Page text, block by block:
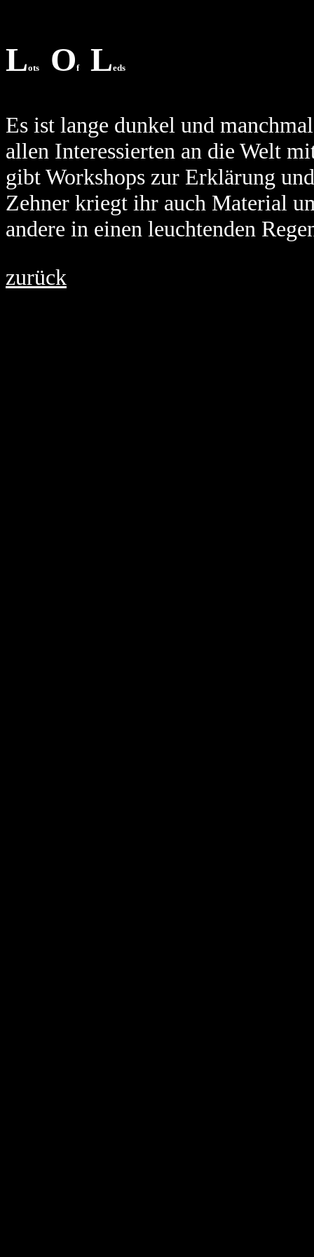
Lots Of Leds
Es ist lange dunkel und
allen Interessierten an die Welt
gibt Workshops zur Erklärung
Zehner kriegt ihr auch Material
andere in einen leuchtenden
zurück